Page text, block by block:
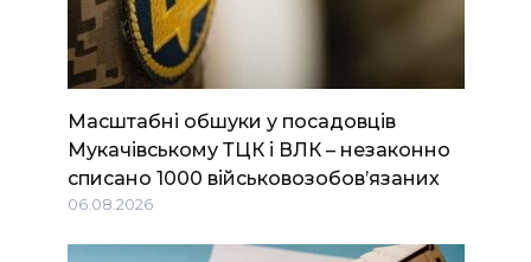
Масштабні обшуки у посадовців
Мукачівському ТЦК і ВЛК – незаконно
списано 1000 військовозобов’язаних
06.08.2026